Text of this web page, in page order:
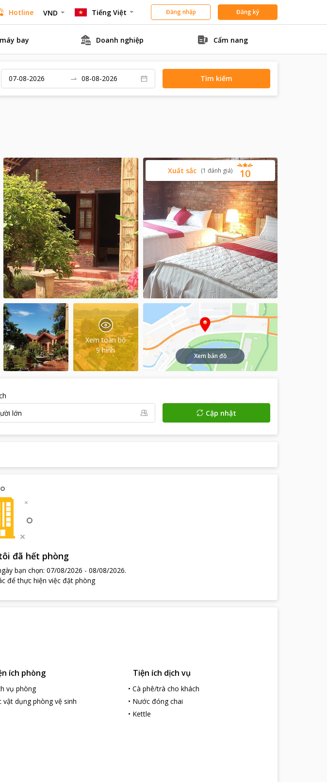
Hotline VND Tiếng Việt Đăng nhập Đăng ký
bay Doanh nghiệp Cẩm nang
Tìm kiếm
10
Xuất sắc (1 đánh giá)
Xem toàn bộ
9 hình
Xem bản đồ
lớn Cập nhật
đã hết phòng
bạn chọn: 07/08/2026 - 08/08/2026.
để thực hiện việc đặt phòng
ích phòng
vụ phòng
vật dụng phòng vệ sinh
Tiện ích dịch vụ
• Cà phê/trà cho khách
• Nước đóng chai
• Kettle